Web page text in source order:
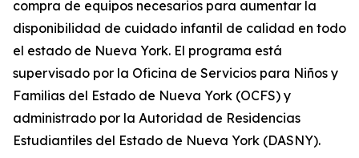
compra de equipos necesarios para aumentar la
disponibilidad de cuidado infantil de calidad en todo
el estado de Nueva York. El programa está
supervisado por la Oficina de Servicios para Niños y
Familias del Estado de Nueva York (OCFS) y
administrado por la Autoridad de Residencias
Estudiantiles del Estado de Nueva York (DASNY).